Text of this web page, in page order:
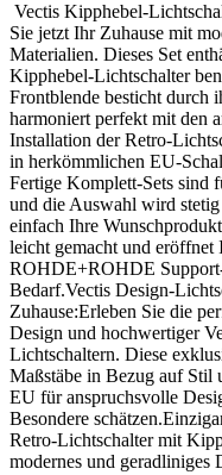
Vectis Kipphebel-
Sie jetzt Ihr Zuhause mit
Materialien. Dieses Set
Kipphebel-Lichtschalter
Frontblende besticht durch
harmoniert perfekt mit den
Installation der Retro-
in herkömmlichen EU-
Fertige Komplett-Sets sind
und die Auswahl wird
einfach Ihre
leicht gemacht und
ROHDE+ROHDE
Bedarf.Vectis Design-
Zuhause:Erleben Sie die
Design und hochwertiger
Lichtschaltern. Diese
Maßstäbe in Bezug auf Stil
EU für anspruchsvolle
Besondere
Retro-Lichtschalter mit
modernes und geradliniges